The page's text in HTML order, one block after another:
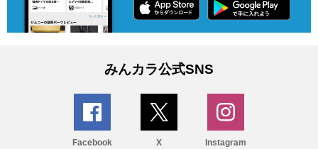
みんカラ公式SNS
Facebook X Instagram